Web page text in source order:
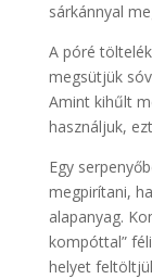
sárkánnyal
A póré
megsütjük
Amint kihűlt
használjuk,
Egy
megpirítani,
alapanyag.
kompóttal”
helyet